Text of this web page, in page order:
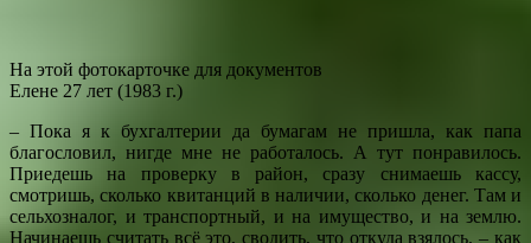
На этой фотокарточке для документов
Елене 27 лет (1983 г.)
– Пока я к бухгалтерии да бумагам не пришла, как папа
благословил, нигде мне не работалось. А тут понравилось.
Приедешь на проверку в район, сразу снимаешь кассу,
смотришь, сколько квитанций в наличии, сколько денег. Там и
сельхозналог, и транспортный, и на имущество, и на землю.
Начинаешь считать всё это, сводить, что откуда взялось, – как